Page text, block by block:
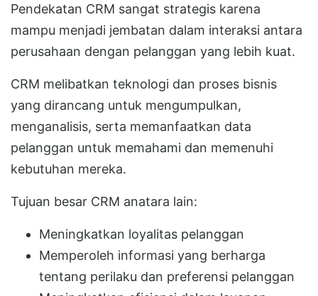
Pendekatan CRM sangat strategis karena
mampu menjadi jembatan dalam interaksi antara
perusahaan dengan pelanggan yang lebih kuat.
CRM melibatkan teknologi dan proses bisnis
yang dirancang untuk mengumpulkan,
menganalisis, serta memanfaatkan data
pelanggan untuk memahami dan memenuhi
kebutuhan mereka.
Tujuan besar CRM anatara lain:
Meningkatkan loyalitas pelanggan
Memperoleh informasi yang berharga
tentang perilaku dan preferensi pelanggan